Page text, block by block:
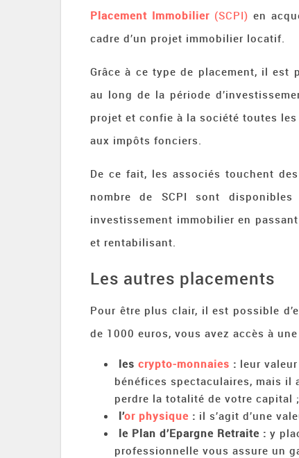
Placement Immobilier (SCPI) en
cadre d’un projet immobilier locatif.
Grâce à ce type de placement, il est
au long de la période
projet et confie à la société toutes
aux impôts fonciers.
De ce fait, les associés touchent
nombre de SCPI sont
investissement immobilier en
et rentabilisant.
Les autres placements
Pour être plus clair, il est possible
de 1000 euros, vous avez accès à
lescrypto-monnaies : leur
bénéfices spectaculaires, mais il
perdre la totalité de votre capital ;
l’or physique : il s’agit d’une
le Plan d’Epargne Retraite :y
professionnelle vous assure un